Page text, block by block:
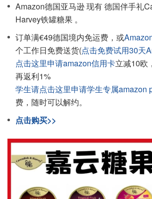
Amazon德国亚马逊 现有 德国伴手礼
Harvey铁罐糖果 。
订单满€49德国境内免运费，或
个工作日免费送货(点击免费试用30天
点击这里申请amazon信用卡立减10欧
再返利1%
学生请点击这里申请学生专属amazon
费，随时可以解约。
点击购买>>